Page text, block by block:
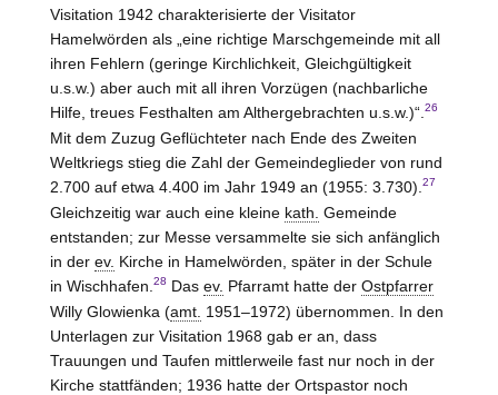
Visitation 1942 charakterisierte der Visitator
Hamelwörden als „eine richtige Marschgemeinde mit all
ihren Fehlern (geringe Kirchlichkeit, Gleichgültigkeit
u.s.w.) aber auch mit all ihren Vorzügen (nachbarliche
Hilfe, treues Festhalten am Althergebrachten u.s.w.)“. 26
Mit dem Zuzug Geflüchteter nach Ende des Zweiten
Weltkriegs stieg die Zahl der Gemeindeglieder von rund
2.700 auf etwa 4.400 im Jahr 1949 an (1955: 3.730). 27
Gleichzeitig war auch eine kleine kath. Gemeinde
entstanden; zur Messe versammelte sie sich anfänglich
in der ev. Kirche in Hamelwörden, später in der Schule
in Wischhafen. 28 Das ev. Pfarramt hatte der Ostpfarrer
Willy Glowienka (amt. 1951–1972) übernommen. In den
Unterlagen zur Visitation 1968 gab er an, dass
Trauungen und Taufen mittlerweile fast nur noch in der
Kirche stattfänden; 1936 hatte der Ortspastor noch